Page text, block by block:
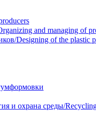
and managing of
Designing of the plastic
и охрана среды/